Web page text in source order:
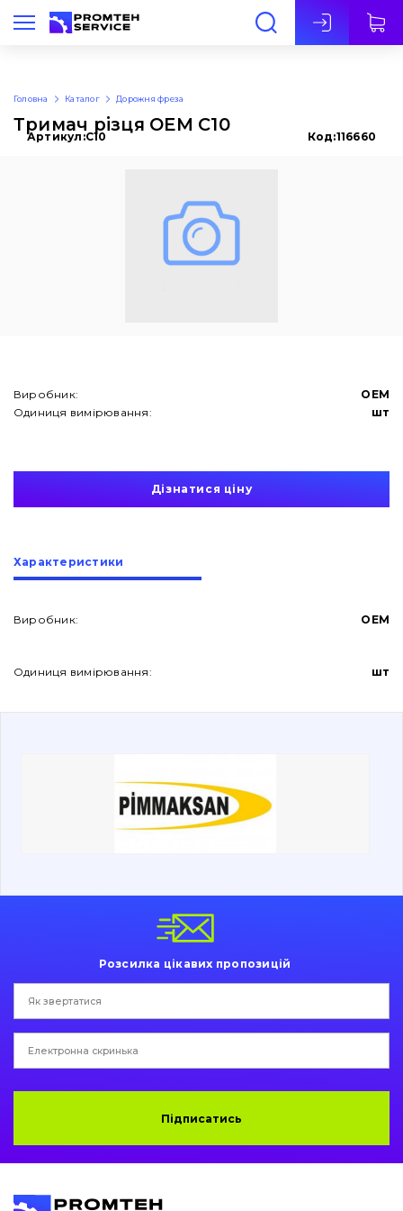
Укр
Про нас
Контакти
Вакансії
Захист (ковша, адаптера)
Пальці та Втулки
Гідравліка
написати
листа
Головна Каталог Дорожня фреза
Тримач різця OEM C10
Артикул:C10 Код:116660
Виробник:
OEM
Одиниця вимірювання:
шт
Дізнатися ціну
Характеристики
Виробник: OEM
Одиниця вимірювання: шт
Розсилка цікавих пропозицій
Підписатись